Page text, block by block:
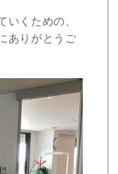
くための、
ありがとうご